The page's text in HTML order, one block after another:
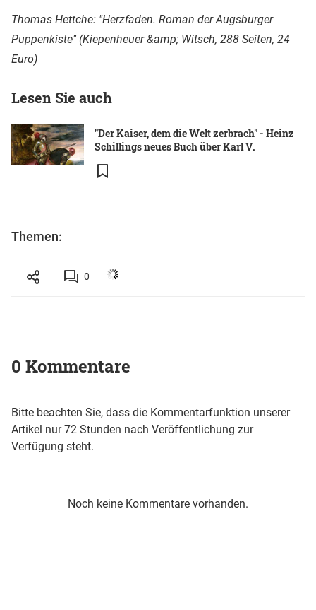
Thomas Hettche: "Herzfaden. Roman der Augsburger
Puppenkiste" (Kiepenheuer &amp; Witsch, 288 Seiten, 24
Euro)
Lesen Sie auch
"Der Kaiser, dem die Welt zerbrach" - Heinz
Schillings neues Buch über Karl V.
Themen:
0
0 Kommentare
Bitte beachten Sie, dass die Kommentarfunktion unserer
Artikel nur 72 Stunden nach Veröffentlichung zur
Verfügung steht.
Noch keine Kommentare vorhanden.